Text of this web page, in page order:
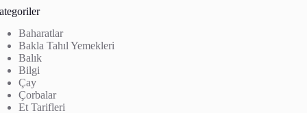
Baharatlar
Bakla Tahıl Yemekleri
Balık
Bilgi
Çay
Çorbalar
Et Tarifleri